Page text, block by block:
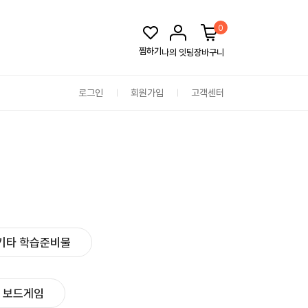
찜하기나의 잇팅
0
장바구니
로그인 회원가입 고객센터
타 학습준비물
보드게임